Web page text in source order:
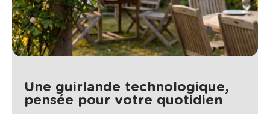
Une guirlande technologique,
pensée pour votre quotidien